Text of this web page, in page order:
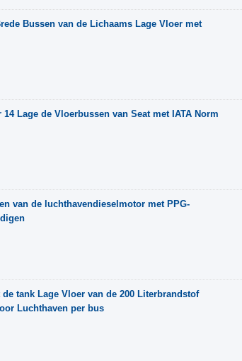
Bussen van de Lichaams Lage Vloer met
14 Lage de Vloerbussen van Seat met IATA Norm
van de luchthavendieselmotor met PPG-
de tank Lage Vloer van de 200 Literbrandstof
Luchthaven per bus